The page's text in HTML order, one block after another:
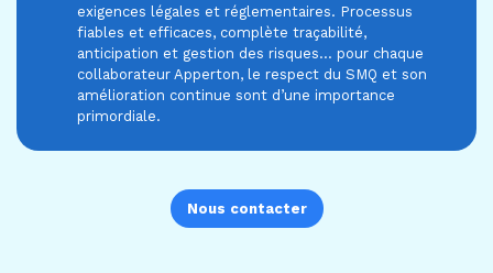
exigences légales et réglementaires. Processus
fiables et efficaces, complète traçabilité,
anticipation et gestion des risques… pour chaque
collaborateur Apperton, le respect du SMQ et son
amélioration continue sont d’une importance
primordiale.
Nous contacter